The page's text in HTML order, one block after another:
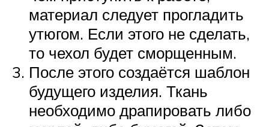
материал следует прогладить
утюгом. Если этого не сделать,
то чехол будет сморщенным.
После этого создаётся шаблон
будущего изделия. Ткань
необходимо драпировать либо